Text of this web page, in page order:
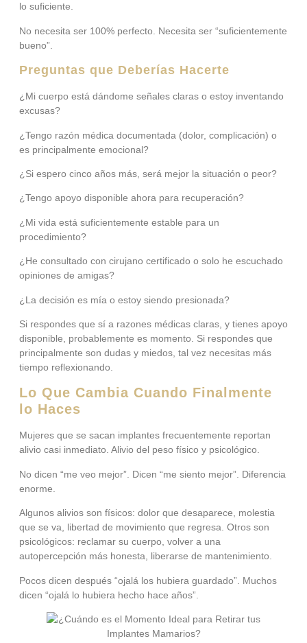
lo suficiente.
No necesita ser 100% perfecto. Necesita ser “suficientemente
bueno”.
Preguntas que Deberías Hacerte
¿Mi cuerpo está dándome señales claras o estoy inventando
excusas?
¿Tengo razón médica documentada (dolor, complicación) o
es principalmente emocional?
¿Si espero cinco años más, será mejor la situación o peor?
¿Tengo apoyo disponible ahora para recuperación?
¿Mi vida está suficientemente estable para un
procedimiento?
¿He consultado con cirujano certificado o solo he escuchado
opiniones de amigas?
¿La decisión es mía o estoy siendo presionada?
Si respondes que sí a razones médicas claras, y tienes apoyo
disponible, probablemente es momento. Si respondes que
principalmente son dudas y miedos, tal vez necesitas más
tiempo reflexionando.
Lo Que Cambia Cuando Finalmente
lo Haces
Mujeres que se sacan implantes frecuentemente reportan
alivio casi inmediato. Alivio del peso físico y psicológico.
No dicen “me veo mejor”. Dicen “me siento mejor”. Diferencia
enorme.
Algunos alivios son físicos: dolor que desaparece, molestia
que se va, libertad de movimiento que regresa. Otros son
psicológicos: reclamar su cuerpo, volver a una
autopercepción más honesta, liberarse de mantenimiento.
Pocos dicen después “ojalá los hubiera guardado”. Muchos
dicen “ojalá lo hubiera hecho hace años”.